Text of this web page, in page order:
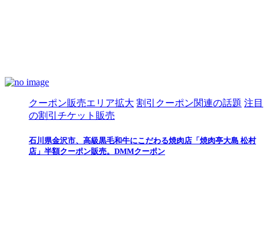
クーポン販売エリア拡大 割引クーポン関連の話題 注目
の割引チケット販売
石川県金沢市、高級黒毛和牛にこだわる焼肉店「焼肉亭大島 松村
店」半額クーポン販売。DMMクーポン